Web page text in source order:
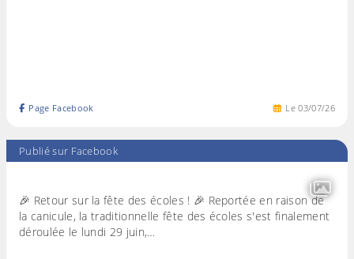
Le03/07/26
Page Facebook
Publié sur Facebook
🎉 Retour sur la fête des écoles ! 🎉 Reportée en raison de
la canicule, la traditionnelle fête des écoles s'est finalement
déroulée le lundi 29 juin,…